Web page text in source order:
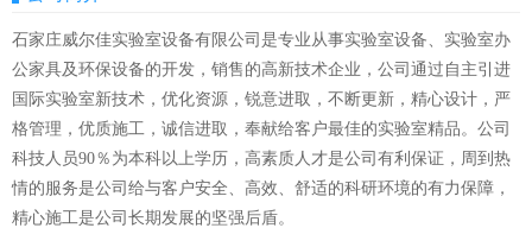
石家庄威尔佳实验室设备有限公司是专业从事实验室设备、实验室办
公家具及环保设备的开发，销售的高新技术企业，公司通过自主引进
国际实验室新技术，优化资源，锐意进取，不断更新，精心设计，严
格管理，优质施工，诚信进取，奉献给客户最佳的实验室精品。公司
科技人员90％为本科以上学历，高素质人才是公司有利保证，周到热
情的服务是公司给与客户安全、高效、舒适的科研环境的有力保障，
精心施工是公司长期发展的坚强后盾。